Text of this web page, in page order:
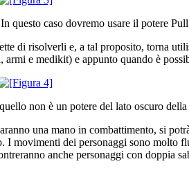
questo caso dovremo usare il potere
di risolverli e, a tal proposito, torna
e medikit) e appunto quando è
non è un potere del lato oscuro
una mano in combattimento, si
movimenti dei personaggi sono molto
anche personaggi con doppia